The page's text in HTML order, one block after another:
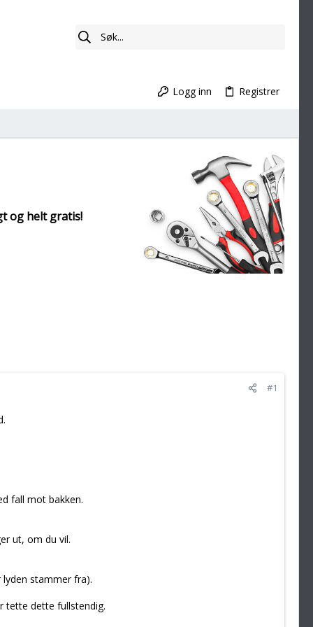
Logg inn Registrer
og helt gratis!
#1
fall mot bakken.
ut, om du vil.
stammer fra).
tette dette fullstendig.